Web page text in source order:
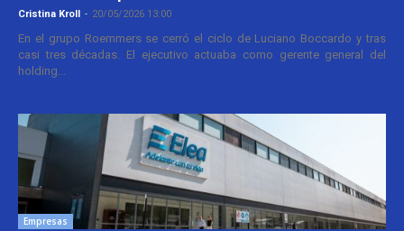
Cristina Kroll - 20/05/2026 13:00
En el grupo Roemmers se cerró el ciclo de Luciano Boccardo y tras
casi tres décadas. El ejecutivo actuaba como gerente general del
holding...
Empresas